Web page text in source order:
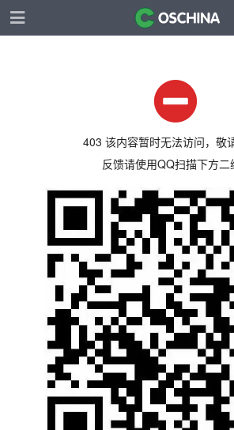
403 该内容暂时无法访问，敬
反馈请使用QQ扫描下方二